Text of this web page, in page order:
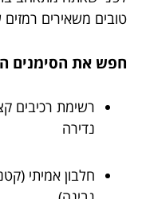
טובים משאירים
חפש את הסימנים
רשימת רכיבים
נדירה
חלבון אמיתי